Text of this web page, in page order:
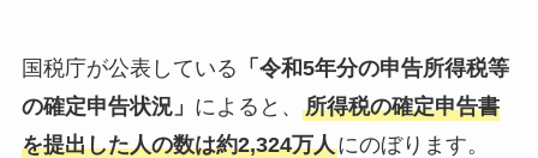
国税庁が公表している 「令和5年分の申告所得税等
の確定申告状況」 によると、 所得税の確定申告書
を提出した人の数は約2,324万人にのぼります。